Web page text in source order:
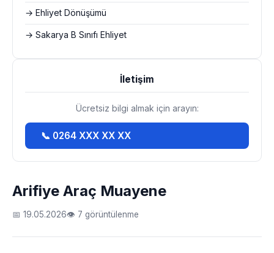
Arifiye Araç Muayene
📅 19.05.2026👁 7 görüntülenme
→ Ehliyet Dönüşümü
→ Sakarya B Sınıfı Ehliyet
İletişim
Ücretsiz bilgi almak için arayın:
📞 0264 XXX XX XX